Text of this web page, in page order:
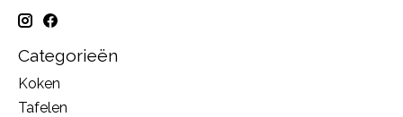
Categorieën
Koken
Tafelen